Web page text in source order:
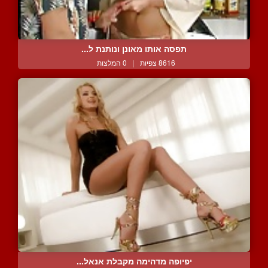
תפסה אותו מאונן ונותנת ל...
8616 צפיות | 0 המלצות
יפיופה מדהימה מקבלת אנאל...